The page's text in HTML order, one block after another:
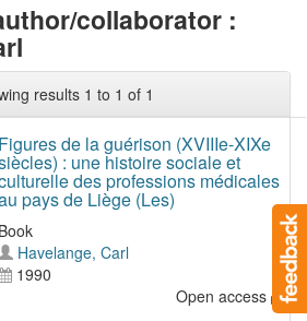
collaborator :
results 1 to 1 of 1
Figures de la guérison (XVIIIe-XIXe
: une histoire sociale et
des professions médicales
pays de Liège (Les)
Book
Havelange, Carl
1990
Open access